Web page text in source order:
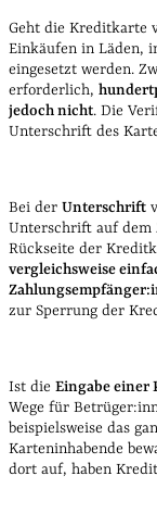
Geht die Kreditkarte
Einkäufen in Läden,
eingesetzt werden.
erforderlich,
jedoch nicht. Die
Unterschrift des
Bei der Unterschrift
Unterschrift auf dem
Rückseite der
vergleichsweise
zur Sperrung der
Ist die Eingabe einer
Wege für
beispielsweise das
Karteninhabende
dort auf, haben